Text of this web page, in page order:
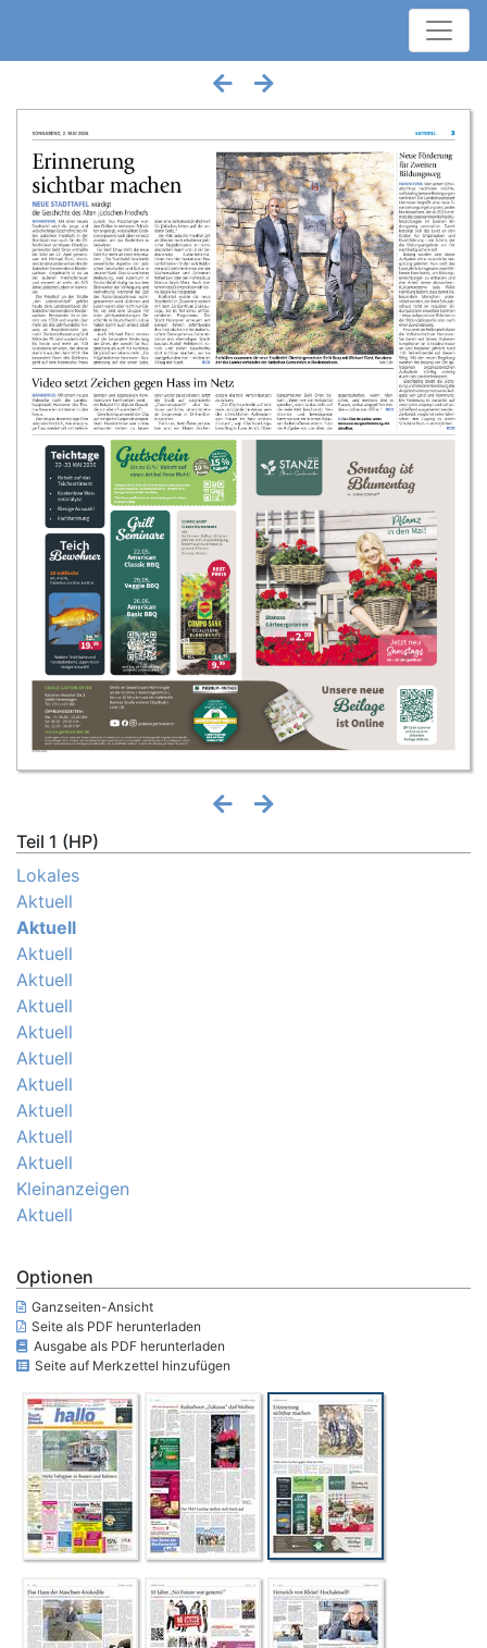
Teil 1 (HP)
Lokales
Aktuell
Aktuell
Aktuell
Aktuell
Aktuell
Aktuell
Aktuell
Aktuell
Aktuell
Aktuell
Aktuell
Kleinanzeigen
Aktuell
Optionen
Ganzseiten-Ansicht
Seite als PDF herunterladen
Ausgabe als PDF herunterladen
Seite auf Merkzettel hinzufügen